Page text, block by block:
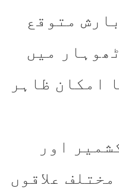
متوقع
میں
امکان ظاہر
اور
علاقوں